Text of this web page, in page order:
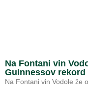
Na Fontani vin
Guinnessov rekord
Na Fontani vin Vodole že